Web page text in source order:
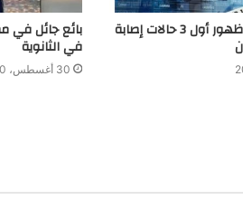
.الصحة تكتشف ظهور أول 3 حالات إصابة
في الثانوية
30 أغسطس، 2020